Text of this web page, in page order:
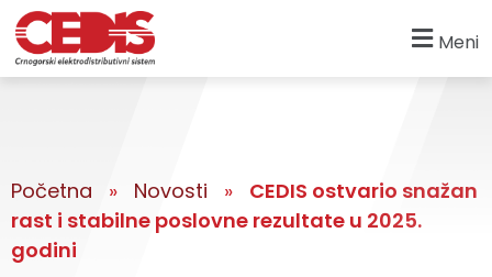
Meni
Početna » Novosti »
CEDIS ostvario snažan
rast i stabilne poslovne rezultate u 2025.
godini